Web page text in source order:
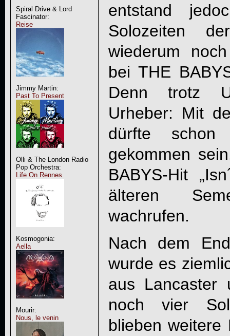
Spiral Drive & Lord
Fascinator:
Reise
Jimmy Martin:
Past To Present
Olli & The London Radio
Pop Orchestra:
Life On Rennes
Kosmogonia:
Aella
Mourir:
Nous, le venin
entstand
Solozeiten
wiederum
bei THE
Denn trotz
Urheber: Mit
dürfte
gekommen
BABYS-Hit
älteren
wachrufen.
Nach dem
wurde es
aus Lancaster
noch vier
blieben weitere